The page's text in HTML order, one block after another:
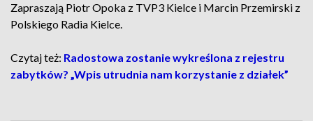
Zapraszają Piotr Opoka z TVP3 Kielce i Marcin Przemirski z
Polskiego Radia Kielce.
Czytaj też: Radostowa zostanie wykreślona z rejestru
zabytków? „Wpis utrudnia nam korzystanie z działek”